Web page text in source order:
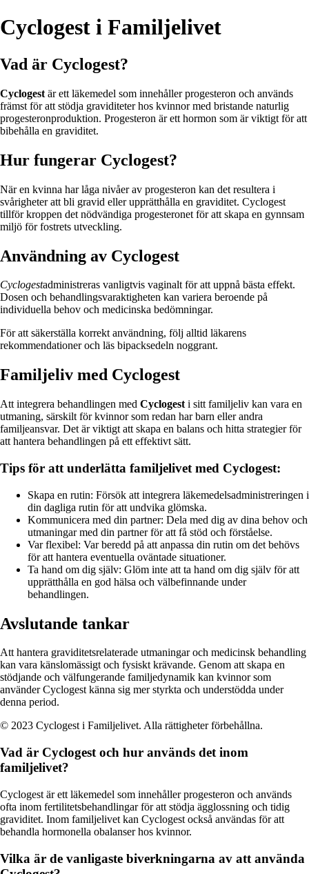
Cyclogest i Familjelivet
Vad är Cyclogest?
Cyclogest är ett läkemedel som innehåller progesteron och används
främst för att stödja graviditeter hos kvinnor med bristande naturlig
progesteronproduktion. Progesteron är ett hormon som är viktigt för att
bibehålla en graviditet.
Hur fungerar Cyclogest?
När en kvinna har låga nivåer av progesteron kan det resultera i
svårigheter att bli gravid eller upprätthålla en graviditet. Cyclogest
tillför kroppen det nödvändiga progesteronet för att skapa en gynnsam
miljö för fostrets utveckling.
Användning av Cyclogest
Cyclogestadministreras vanligtvis vaginalt för att uppnå bästa effekt.
Dosen och behandlingsvaraktigheten kan variera beroende på
individuella behov och medicinska bedömningar.
För att säkerställa korrekt användning, följ alltid läkarens
rekommendationer och läs bipacksedeln noggrant.
Familjeliv med Cyclogest
Att integrera behandlingen med Cyclogest i sitt familjeliv kan vara en
utmaning, särskilt för kvinnor som redan har barn eller andra
familjeansvar. Det är viktigt att skapa en balans och hitta strategier för
att hantera behandlingen på ett effektivt sätt.
Tips för att underlätta familjelivet med Cyclogest:
Skapa en rutin: Försök att integrera läkemedelsadministreringen i
din dagliga rutin för att undvika glömska.
Kommunicera med din partner: Dela med dig av dina behov och
utmaningar med din partner för att få stöd och förståelse.
Var flexibel: Var beredd på att anpassa din rutin om det behövs
för att hantera eventuella oväntade situationer.
Ta hand om dig själv: Glöm inte att ta hand om dig själv för att
upprätthålla en god hälsa och välbefinnande under
behandlingen.
Avslutande tankar
Att hantera graviditetsrelaterade utmaningar och medicinsk behandling
kan vara känslomässigt och fysiskt krävande. Genom att skapa en
stödjande och välfungerande familjedynamik kan kvinnor som
använder Cyclogest känna sig mer styrkta och understödda under
denna period.
© 2023 Cyclogest i Familjelivet. Alla rättigheter förbehållna.
Vad är Cyclogest och hur används det inom
familjelivet?
Cyclogest är ett läkemedel som innehåller progesteron och används
ofta inom fertilitetsbehandlingar för att stödja ägglossning och tidig
graviditet. Inom familjelivet kan Cyclogest också användas för att
behandla hormonella obalanser hos kvinnor.
Vilka är de vanligaste biverkningarna av att använda